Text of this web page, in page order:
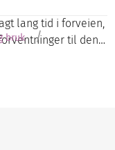
lang tid i forveien,
til den…
bruk /